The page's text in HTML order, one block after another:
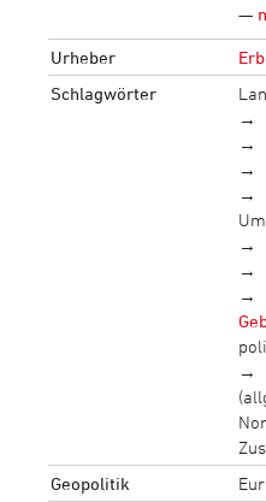
—
Urheber
Schlagwörter
Geopolitik